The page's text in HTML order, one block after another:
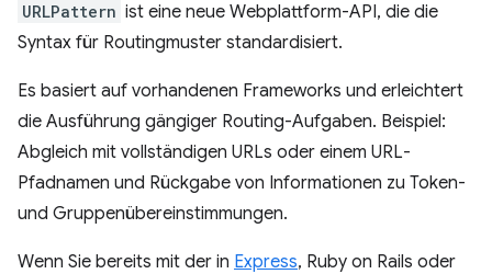
URLPattern ist eine neue Webplattform-API, die die
Syntax für Routingmuster standardisiert.
Es basiert auf vorhandenen Frameworks und erleichtert
die Ausführung gängiger Routing-Aufgaben. Beispiel:
Abgleich mit vollständigen URLs oder einem URL-
Pfadnamen und Rückgabe von Informationen zu Token-
und Gruppenübereinstimmungen.
Wenn Sie bereits mit der in Express, Ruby on Rails oder